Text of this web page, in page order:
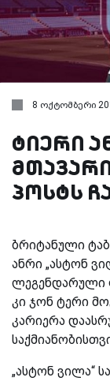
8 ოქტომბერი
ტიერი
პოსტს
ბრიტანული
ანრი „ასტონ
ლეგენდარული
კი ჯონ ტერი
კარიერა
„ასტონ ვილა“